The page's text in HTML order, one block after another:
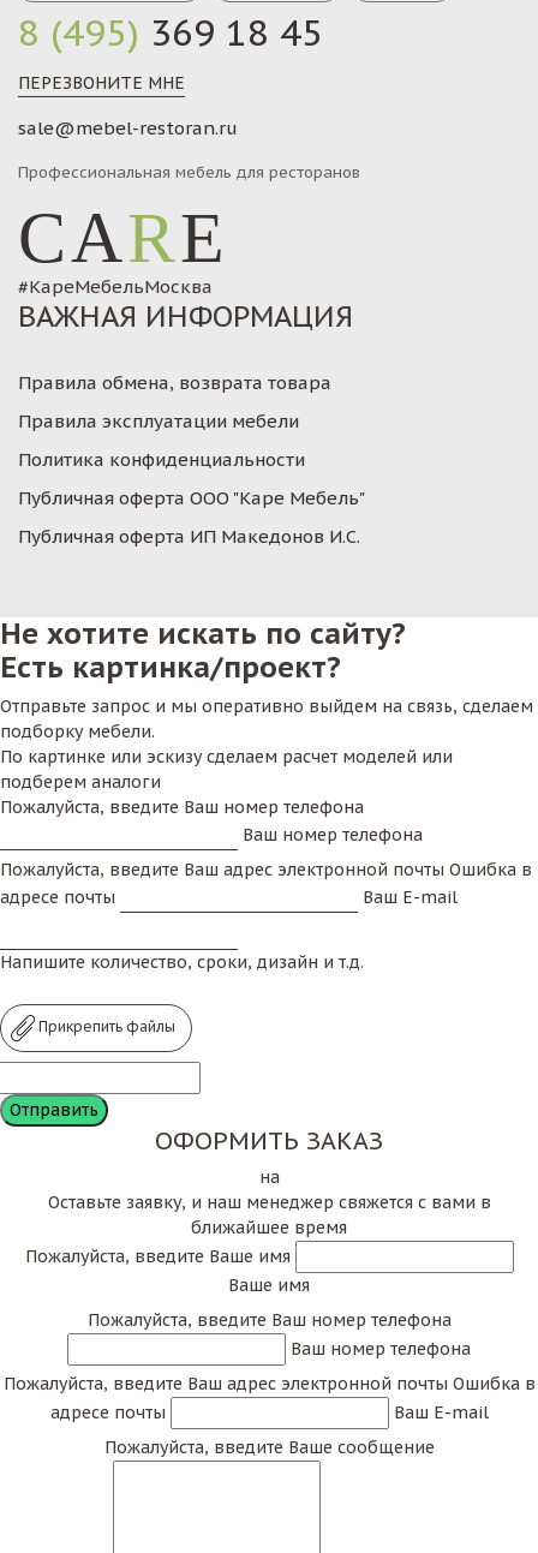
8 (495) 369 18 45
ПЕРЕЗВОНИТЕ МНЕ
sale@mebel-restoran.ru
Профессиональная мебель для ресторанов
CARE
#КареМебельМосква
ВАЖНАЯ ИНФОРМАЦИЯ
Правила обмена, возврата товара
Правила эксплуатации мебели
Политика конфиденциальности
Публичная оферта ООО "Каре Мебель"
Публичная оферта ИП Македонов И.С.
Не хотите искать по сайту?
Есть картинка/проект?
Отправьте запрос и мы оперативно выйдем на связь, сделаем
подборку мебели.
По картинке или эскизу сделаем расчет моделей или
подберем аналоги
Пожалуйста, введите Ваш номер телефона
Ваш номер телефона
Пожалуйста, введите Ваш адрес электронной почты Ошибка в
адресе почты
Ваш E-mail
Напишите количество, сроки, дизайн и т.д.
Прикрепить файлы
ОФОРМИТЬ ЗАКАЗ
на
Оставьте заявку, и наш менеджер свяжется с вами в
ближайшее время
Пожалуйста, введите Ваше имя
Ваше имя
Пожалуйста, введите Ваш номер телефона
Ваш номер телефона
Пожалуйста, введите Ваш адрес электронной почты Ошибка в
адресе почты
Ваш E-mail
Пожалуйста, введите Ваше сообщение